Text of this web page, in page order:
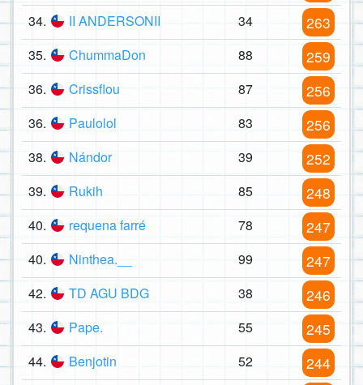
34. II ANDERSONII 34 263
35. ChummaDon 88 259
36. Crissflou 87 256
36. Paulolol 83 256
38. Nándor 39 252
39. Rukih 85 248
40. requena farré 78 247
40. Ninthea.__ 99 247
42. TD AGU BDG 38 246
43. Pape. 55 245
44. Benjotin 52 244